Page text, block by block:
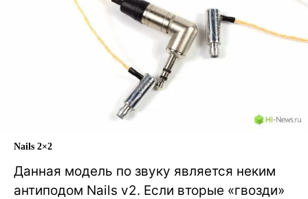
Nails 2×2
Данная модель по звуку является неким
антиподом Nails v2. Если вторые «гвозди»